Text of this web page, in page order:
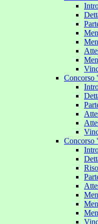
Concorso
Concorso